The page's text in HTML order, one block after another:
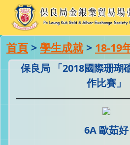
首頁 > 學生成就> 18-19
保良局 「2018國際珊瑚
作比賽」
6A 歐茹好